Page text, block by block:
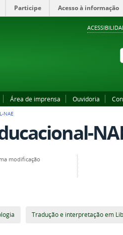
Participe Acesso à informação
Área de imprensa Ouvidoria
NAE
modificação
Tradução e interpretação em